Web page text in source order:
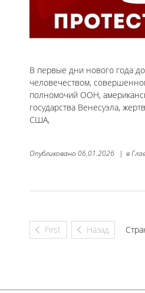
В первые дни нового года
человечеством,
полномочий ООН,
государства Венесуэла,
США,
Опубликовано 06.01.2026 | в
First Назад